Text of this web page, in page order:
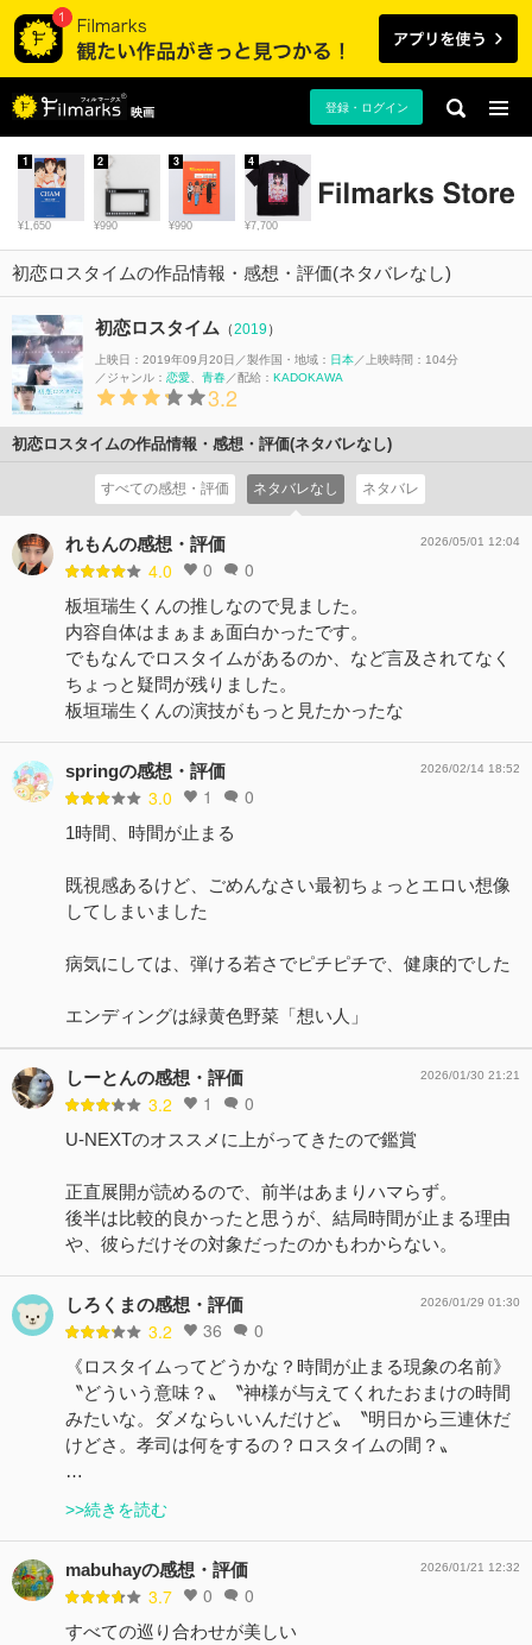
映画 登録・ログイン
¥1,650
1
¥990
2
¥990
3
¥7,700
4
初恋ロスタイムの作品情報・感想・評価(ネタバレなし)
初恋ロスタイム （2019）
上映日：2019年09月20日 製作国・地域： 日本
上映時間：104分
ジャンル： 恋愛 青春 配給： KADOKAWA
3.2
初恋ロスタイムの作品情報・感想・評価(ネタバレなし)
すべての感想・評価 ネタバレなし ネタバレ
れもんの感想・評価
4.0 0 0
2026/05/01 12:04
板垣瑞生くんの推しなので見ました。
内容自体はまぁまぁ面白かったです。
でもなんでロスタイムがあるのか、など言及されてなく
ちょっと疑問が残りました。
板垣瑞生くんの演技がもっと見たかったな
springの感想・評価
3.0 1 0
2026/02/14 18:52
1時間、時間が止まる
既視感あるけど、ごめんなさい最初ちょっとエロい想像
してしまいました
病気にしては、弾ける若さでピチピチで、健康的でした
エンディングは緑黄色野菜「想い人」
しーとんの感想・評価
3.2 1 0
2026/01/30 21:21
U-NEXTのオススメに上がってきたので鑑賞
正直展開が読めるので、前半はあまりハマらず。
後半は比較的良かったと思うが、結局時間が止まる理由
や、彼らだけその対象だったのかもわからない。
しろくまの感想・評価
3.2 36 0
2026/01/29 01:30
《ロスタイムってどうかな？時間が止まる現象の名前》
〝どういう意味？〟〝神様が与えてくれたおまけの時間
みたいな。ダメならいいんだけど〟〝明日から三連休だ
けどさ。孝司は何をするの？ロスタイムの間？〟
…
>>続きを読む
mabuhayの感想・評価
3.7 0 0
2026/01/21 12:32
すべての巡り合わせが美しい